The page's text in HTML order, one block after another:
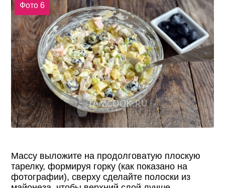
Фото 6
Массу выложите на продолговатую плоскую
тарелку, формируя горку (как показано на
фотографии), сверху сделайте полоски из